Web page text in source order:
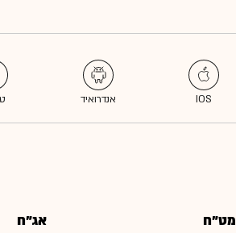
מט"ח אג"ח